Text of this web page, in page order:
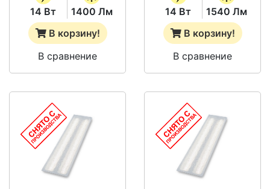
14 Вт
1400 Лм
В корзину!
В сравнение
14 Вт
1540 Лм
В корзину!
В сравнение